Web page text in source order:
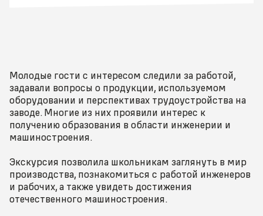
Молодые гости с интересом следили за работой,
задавали вопросы о продукции, используемом
оборудовании и перспективах трудоустройства на
заводе. Многие из них проявили интерес к
получению образования в области инженерии и
машиностроения.
Экскурсия позволила школьникам заглянуть в мир
производства, познакомиться с работой инженеров
и рабочих, а также увидеть достижения
отечественного машиностроения.